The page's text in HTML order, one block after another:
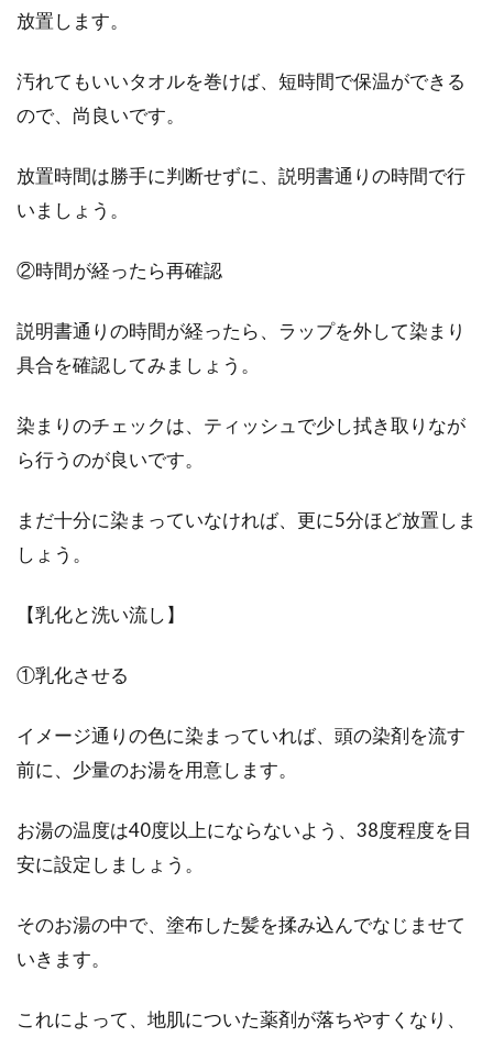
放置します。
汚れてもいいタオルを巻けば、短時間で保温ができる
ので、尚良いです。
放置時間は勝手に判断せずに、説明書通りの時間で行
いましょう。
②時間が経ったら再確認
説明書通りの時間が経ったら、ラップを外して染まり
具合を確認してみましょう。
染まりのチェックは、ティッシュで少し拭き取りなが
ら行うのが良いです。
まだ十分に染まっていなければ、更に5分ほど放置しま
しょう。
【乳化と洗い流し】
①乳化させる
イメージ通りの色に染まっていれば、頭の染剤を流す
前に、少量のお湯を用意します。
お湯の温度は40度以上にならないよう、38度程度を目
安に設定しましょう。
そのお湯の中で、塗布した髪を揉み込んでなじませて
いきます。
これによって、地肌についた薬剤が落ちやすくなり、